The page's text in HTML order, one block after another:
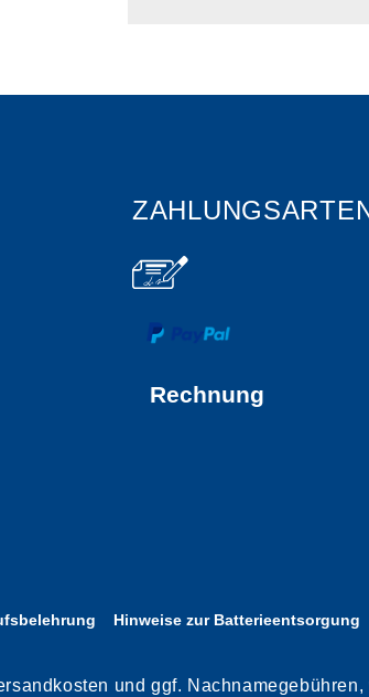
Rechnung
Hinweise zur Batterieentsorgung
und ggf.